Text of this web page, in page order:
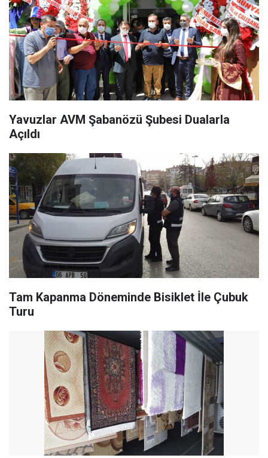
Yavuzlar AVM Şabanözü Şubesi Dualarla
Açıldı
Tam Kapanma Döneminde Bisiklet İle Çubuk
Turu